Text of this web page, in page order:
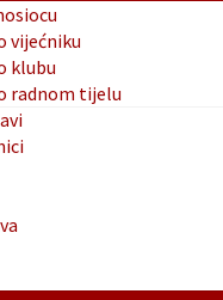
vijećniku
klubu
radnom tijelu